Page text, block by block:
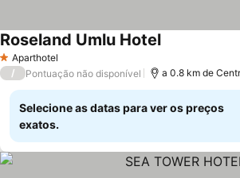
1 Estrelas
Aparthotel
Roseland Umlu Hotel
/ Pontuação não disponível a 0.8 km de
Selecione as datas para ver os preços
exatos.